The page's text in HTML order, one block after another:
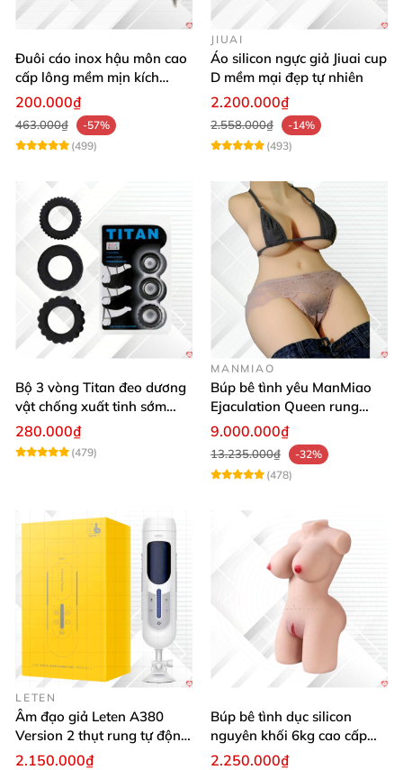
Đuôi cáo inox hậu môn cao
cấp lông mềm mịn kích
thích khoái cảm
200.000₫
463.000₫
-57%
(499)
JIUAI
Áo silicon ngực giả Jiuai cup
D mềm mại đẹp tự nhiên
2.200.000₫
2.558.000₫
-14%
(493)
Bộ 3 vòng Titan đeo dương
vật chống xuất tinh sớm
silicon y tế tăng hưng phấn
280.000₫
(479)
MANMIAO
Búp bê tình yêu ManMiao
Ejaculation Queen rung
cảm biến sưởi ấm phun
nước thông minh
9.000.000₫
13.235.000₫
-32%
(478)
LETEN
Âm đạo giả Leten A380
Version 2 thụt rung tự động,
cảm giác thật
2.150.000₫
Búp bê tình dục silicon
nguyên khối 6kg cao cấp
hot giá tốt
2.250.000₫